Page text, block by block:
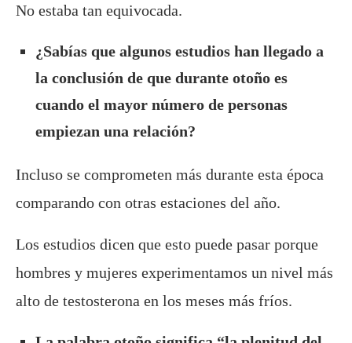
No estaba tan equivocada.
¿Sabías que algunos estudios han llegado a
la conclusión de que durante otoño es
cuando el mayor número de personas
empiezan una relación?
Incluso se comprometen más durante esta época
comparando con otras estaciones del año.
Los estudios dicen que esto puede pasar porque
hombres y mujeres experimentamos un nivel más
alto de testosterona en los meses más fríos.